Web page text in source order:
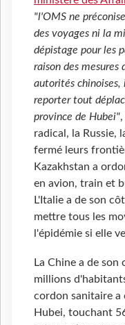
"l'OMS ne
des voyages ni la
dépistage pour les
raison des mesures
autorités
reporter tout
province de Hubei"
radical, la Russie,
fermé leurs
Kazakhstan a
en avion, train et
L'Italie a de son
mettre tous les
l'épidémie si elle
La Chine a de son
millions
cordon sanitaire a
Hubei, touchant